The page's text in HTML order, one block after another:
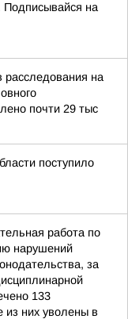
на
расследования на
почти 29 тыс
поступило
работа по
нарушений
за
133
из них уволены в